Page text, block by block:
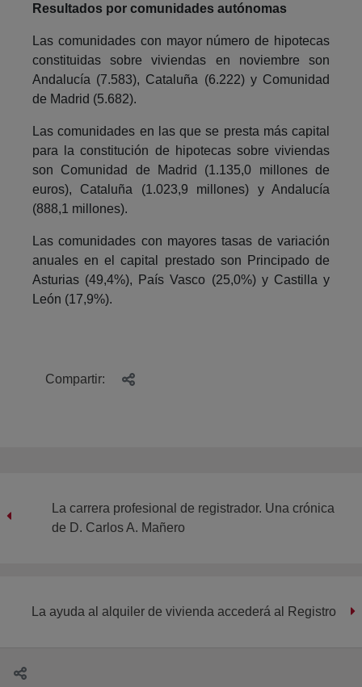
Resultados por comunidades autónomas
Las comunidades con mayor número de hipotecas
constituidas sobre viviendas en noviembre son
Andalucía (7.583), Cataluña (6.222) y Comunidad
de Madrid (5.682).
Las comunidades en las que se presta más capital
para la constitución de hipotecas sobre viviendas
son Comunidad de Madrid (1.135,0 millones de
euros), Cataluña (1.023,9 millones) y Andalucía
(888,1 millones).
Las comunidades con mayores tasas de variación
anuales en el capital prestado son Principado de
Asturias (49,4%), País Vasco (25,0%) y Castilla y
León (17,9%).
Compartir:
La carrera profesional de registrador. Una crónica
de D. Carlos A. Mañero
La ayuda al alquiler de vivienda accederá al Registro